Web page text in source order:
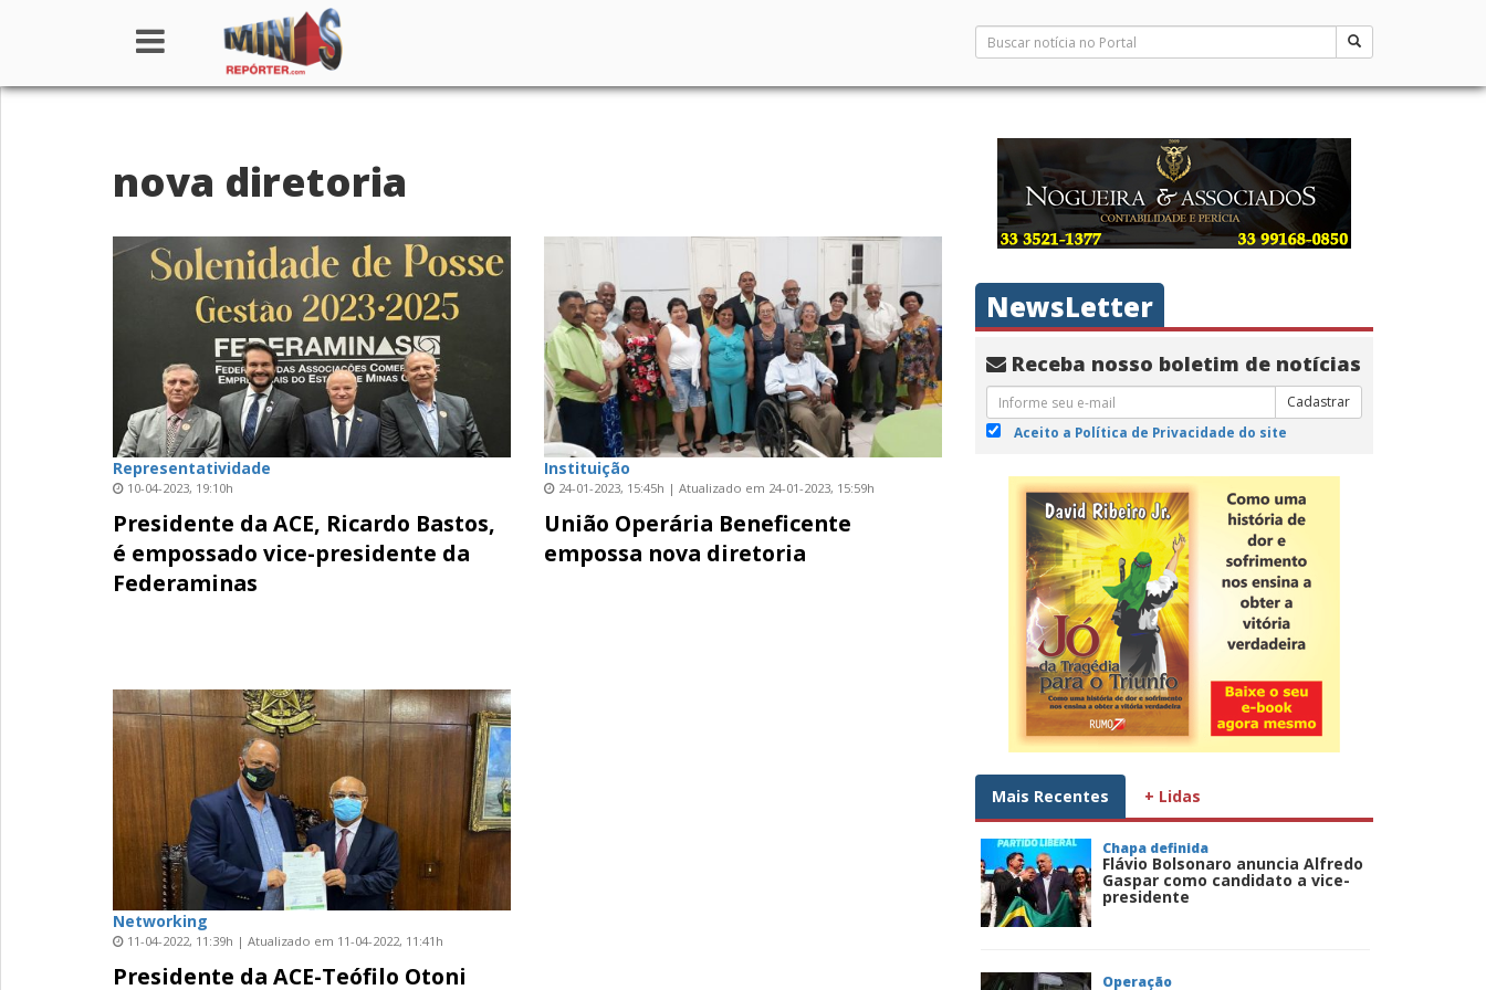
Institucionalnova diretoria
Representatividade
10-04-2023, 19:10h
Presidente da ACE, Ricardo Bastos,
é empossado vice-presidente da
Federaminas
Instituição
24-01-2023, 15:45h | Atualizado em 24-01-2023, 15:59h
União Operária Beneficente
empossa nova diretoria
Networking
11-04-2022, 11:39h | Atualizado em 11-04-2022, 11:41h
Presidente da ACE-Teófilo Otoni
NewsLetter
Receba nosso boletim de notícias
Cadastrar
Aceito a Política de Privacidade do site
Mais Recentes + Lidas
Chapa definida
Flávio Bolsonaro anuncia Alfredo
Gaspar como candidato a vice-
presidente
Operação